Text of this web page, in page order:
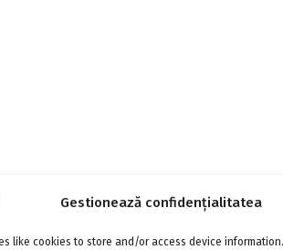
Gestionează confidențialitatea
like cookies to store and/or access device